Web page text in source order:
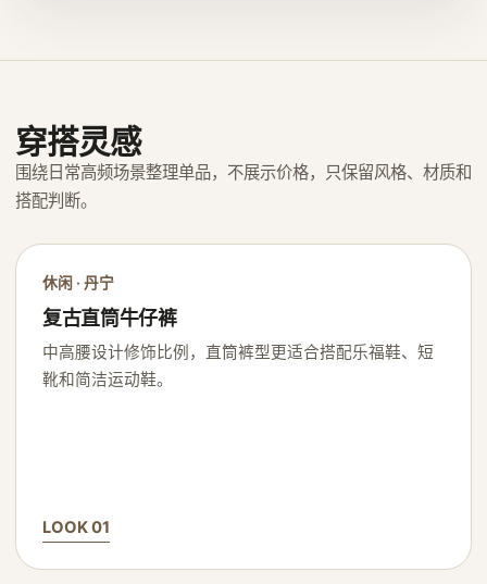
穿搭灵感
围绕日常高频场景整理单品，不展示价格，只保留风格、材质和
搭配判断。
休闲 · 丹宁
复古直筒牛仔裤
中高腰设计修饰比例，直筒裤型更适合搭配乐福鞋、短
靴和简洁运动鞋。
LOOK 01